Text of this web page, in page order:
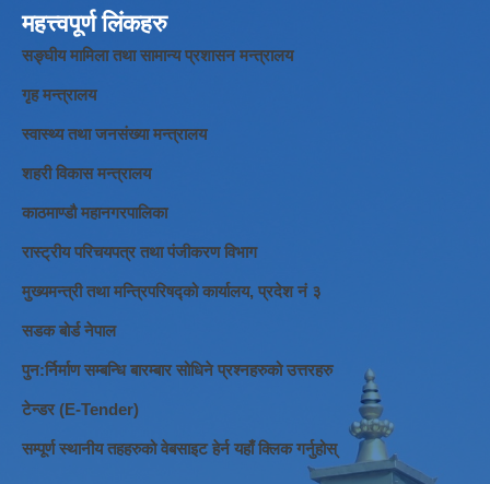
महत्त्वपूर्ण लिंकहरु
सङ्घीय मामिला तथा सामान्य प्रशासन मन्त्रालय
गृह मन्त्रालय
स्वास्थ्य तथा जनसंख्या मन्त्रालय
शहरी विकास मन्त्रालय
काठमाण्डौ महानगरपालिका
रास्ट्रीय परिचयपत्र तथा पंजीकरण विभाग
मुख्यमन्त्री तथा मन्त्रिपरिषद्को कार्यालय, प्रदेश नं ३
सडक बोर्ड नेपाल
पुन:र्निर्माण सम्बन्धि बारम्बार सोधिने प्रश्नहरुको उत्तरहरु
टेन्डर (E-Tender)
सम्पूर्ण स्थानीय तहहरुको वेबसाइट हेर्न यहाँ क्लिक गर्नुहोस्